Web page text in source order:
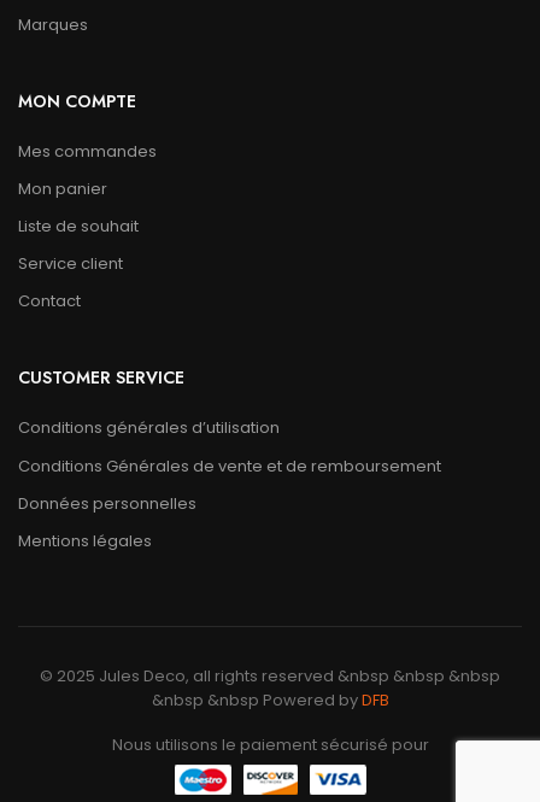
Marques
MON COMPTE
Mes commandes
Mon panier
Liste de souhait
Service client
Contact
CUSTOMER SERVICE
Conditions générales d’utilisation
Conditions Générales de vente et de remboursement
Données personnelles
Mentions légales
© 2025 Jules Deco, all rights reserved &nbsp &nbsp &nbsp
&nbsp &nbsp Powered byDFB
Nous utilisons le paiement sécurisé pour